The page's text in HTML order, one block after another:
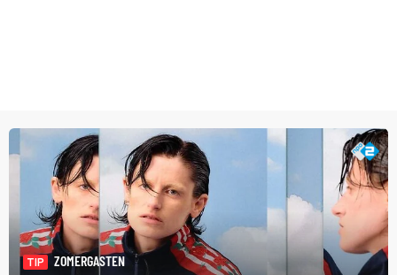
TIP
ZOMERGASTEN